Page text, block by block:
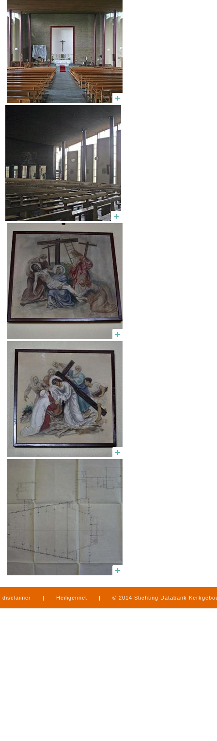
disclaimer | Heiligennet | © 2014 Stichting Databank